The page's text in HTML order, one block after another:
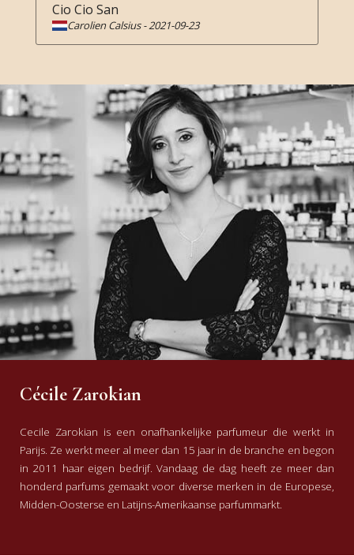
Cio Cio San
Carolien Calsius-2021-09-23
Cécile Zarokian
Cecile Zarokian is een onafhankelijke parfumeur die werkt in
Parijs. Ze werkt meer al meer dan 15 jaar in de branche en begon
in 2011 haar eigen bedrijf. Vandaag de dag heeft ze meer dan
honderd parfums gemaakt voor diverse merken in de Europese,
Midden-Oosterse en Latijns-Amerikaanse parfummarkt.